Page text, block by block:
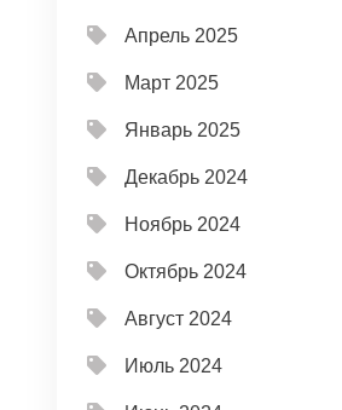
Апрель 2025
Март 2025
Январь 2025
Декабрь 2024
Ноябрь 2024
Октябрь 2024
Август 2024
Июль 2024